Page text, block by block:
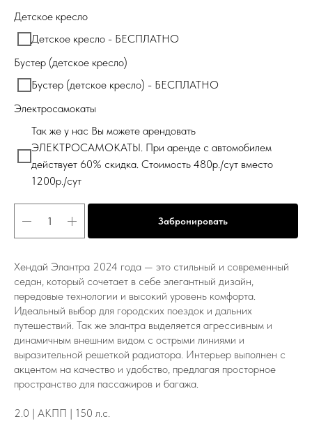
Детское кресло
Детское кресло - БЕСПЛАТНО
Бустер (детское кресло)
Бустер (детское кресло) - БЕСПЛАТНО
Электросамокаты
Так же у нас Вы можете арендовать
ЭЛЕКТРОСАМОКАТЫ. При аренде с автомобилем
действует 60% скидка. Стоимость 480р./сут вместо
1200р./сут
Забронировать
Хендай Элантра 2024 года — это стильный и современный
седан, который сочетает в себе элегантный дизайн,
передовые технологии и высокий уровень комфорта.
Идеальный выбор для городских поездок и дальних
путешествий. Так же элантра выделяется агрессивным и
динамичным внешним видом с острыми линиями и
выразительной решеткой радиатора. Интерьер выполнен с
акцентом на качество и удобство, предлагая просторное
пространство для пассажиров и багажа.
2.0 | АКПП | 150 л.с.